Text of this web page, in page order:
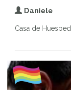
Daniele
Casa de